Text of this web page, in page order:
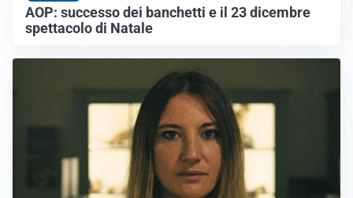
AOP: successo dei banchetti e il 23 dicembre
spettacolo di Natale